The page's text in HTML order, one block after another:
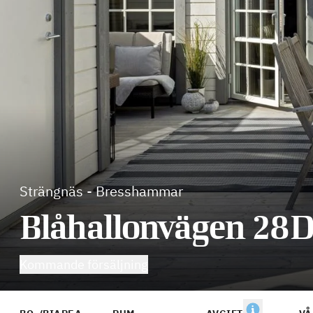
Strängnäs-Bresshammar
Blåhallonvägen